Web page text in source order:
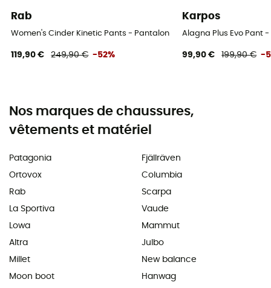
Rab
Women's Cinder Kinetic Pants - Pantalon vélo femme
119,90 € 249,90 € -52%
Karpos
Alagna Plus Evo Pant
99,90 € 199,90 € -
Nos marques de chaussures,
vêtements et matériel
Patagonia
Ortovox
Rab
La Sportiva
Lowa
Altra
Millet
Moon boot
Fjällräven
Columbia
Scarpa
Vaude
Mammut
Julbo
New balance
Hanwag